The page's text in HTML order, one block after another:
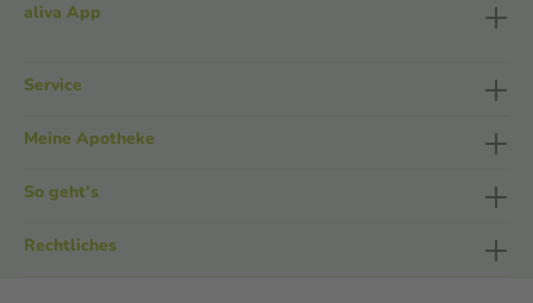
aliva App
Service
Meine Apotheke
So geht's
Rechtliches